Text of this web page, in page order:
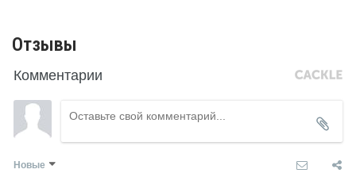
Отзывы
Комментарии
Новые